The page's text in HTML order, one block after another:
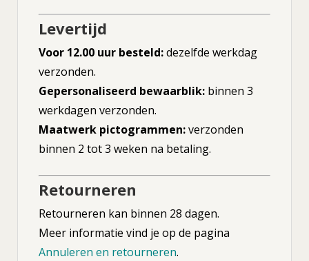
Levertijd
Voor 12.00 uur besteld:dezelfde werkdag
verzonden.
Gepersonaliseerd bewaarblik: binnen 3
werkdagen verzonden.
Maatwerk pictogrammen:verzonden
binnen 2 tot 3 weken na betaling.
Retourneren
Retourneren kan binnen 28 dagen.
Meer informatie vind je op de pagina
Annuleren en retourneren.